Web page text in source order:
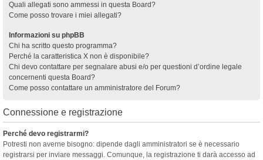
Quali allegati sono ammessi in questa Board?
Come posso trovare i miei allegati?
Informazioni su phpBB
Chi ha scritto questo programma?
Perché la caratteristica X non è disponibile?
Chi devo contattare per segnalare abusi e/o per questioni d’ordine legale
concernenti questa Board?
Come posso contattare un amministratore del Forum?
Connessione e registrazione
Perché devo registrarmi?
Potresti non averne bisogno: dipende dagli amministratori se è necessario
registrarsi per inviare messaggi. Comunque, la registrazione ti darà accesso ad